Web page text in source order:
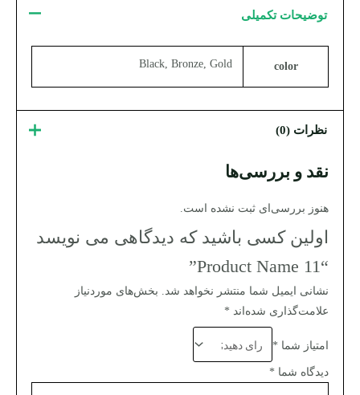
توضیحات تکمیلی
color
Black, Bronze, Gold
نظرات (0)
نقد و بررسی‌ها
هنوز بررسی‌ای ثبت نشده است.
اولین کسی باشید که دیدگاهی می نویسد
“Product Name 11”
نشانی ایمیل شما منتشر نخواهد شد. بخش‌های موردنیاز
علامت‌گذاری شده‌اند *
امتیاز شما *
دیدگاه شما *